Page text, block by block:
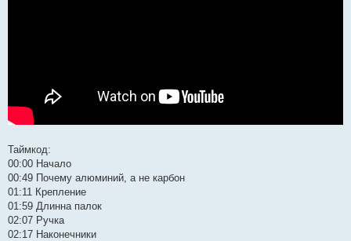
Таймкод:
00:00 Начало
00:49 Почему алюминий, а не карбон
01:11 Крепление
01:59 Длинна палок
02:07 Ручка
02:17 Наконечники